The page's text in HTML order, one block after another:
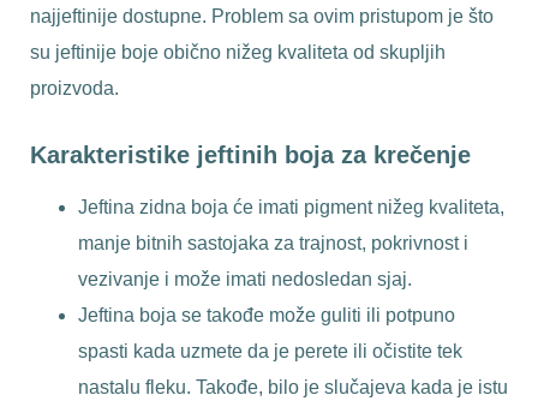
najjeftinije dostupne. Problem sa ovim pristupom je što
su jeftinije boje obično nižeg kvaliteta od skupljih
proizvoda.
Karakteristike jeftinih boja za krečenje
Jeftina zidna boja će imati pigment nižeg kvaliteta,
manje bitnih sastojaka za trajnost, pokrivnost i
vezivanje i može imati nedosledan sjaj.
Jeftina boja se takođe može guliti ili potpuno
spasti kada uzmete da je perete ili očistite tek
nastalu fleku. Takođe, bilo je slučajeva kada je istu